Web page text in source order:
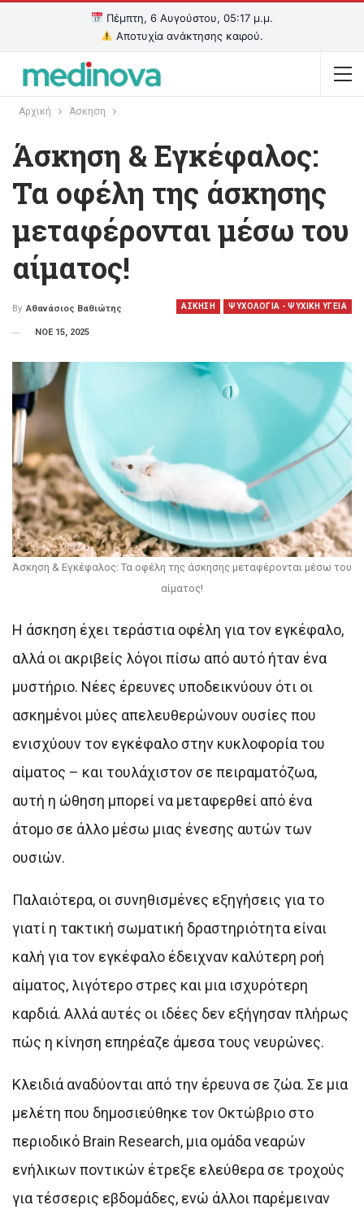
Πέμπτη, 6 Αυγούστου, 05:17 μ.μ.
Αποτυχία ανάκτησης καιρού.
Αρχική Άσκηση
Άσκηση & Εγκέφαλος:
Τα οφέλη της άσκησης
μεταφέρονται μέσω του
αίματος!
ΑΣΚΗΣΗ ΨΥΧΟΛΟΓΙΑ - ΨΥΧΙΚΗ ΥΓΕΙΑ
By Αθανάσιος Βαθιώτης
ΝΟΕ 15, 2025
Άσκηση & Εγκέφαλος: Τα οφέλη της άσκησης μεταφέρονται μέσω του
αίματος!
Η άσκηση έχει τεράστια οφέλη για τον εγκέφαλο,
αλλά οι ακριβείς λόγοι πίσω από αυτό ήταν ένα
μυστήριο. Νέες έρευνες υποδεικνύουν ότι οι
ασκημένοι μύες απελευθερώνουν ουσίες που
ενισχύουν τον εγκέφαλο στην κυκλοφορία του
αίματος – και τουλάχιστον σε πειραματόζωα,
αυτή η ώθηση μπορεί να μεταφερθεί από ένα
άτομο σε άλλο μέσω μιας ένεσης αυτών των
ουσιών.
Παλαιότερα, οι συνηθισμένες εξηγήσεις για το
γιατί η τακτική σωματική δραστηριότητα είναι
καλή για τον εγκέφαλο έδειχναν καλύτερη ροή
αίματος, λιγότερο στρες και μια ισχυρότερη
καρδιά. Αλλά αυτές οι ιδέες δεν εξήγησαν πλήρως
πώς η κίνηση επηρέαζε άμεσα τους νευρώνες.
Κλειδιά αναδύονται από την έρευνα σε ζώα. Σε μια
μελέτη που δημοσιεύθηκε τον Οκτώβριο στο
περιοδικό Brain Research, μια ομάδα νεαρών
ενήλικων ποντικών έτρεξε ελεύθερα σε τροχούς
για τέσσερις εβδομάδες, ενώ άλλοι παρέμειναν